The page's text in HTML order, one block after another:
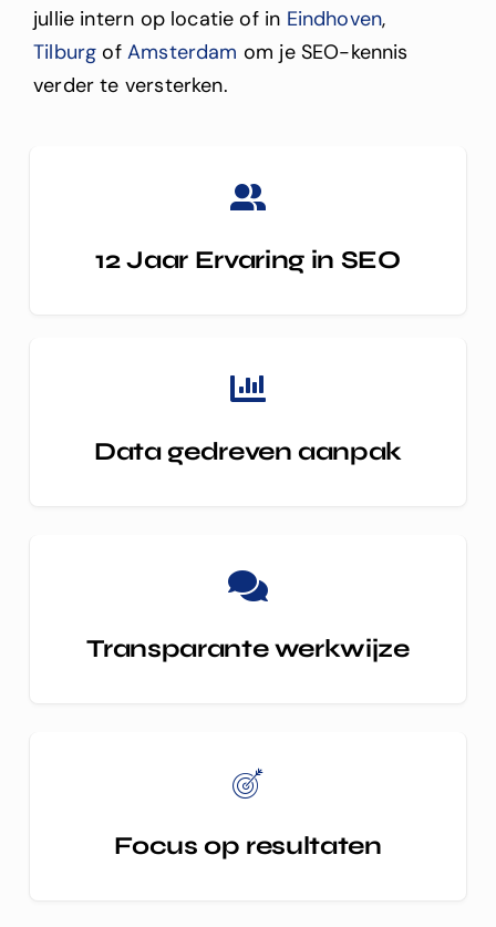
jullie intern op locatie of in Eindhoven,
Tilburg of Amsterdam om je SEO-kennis
verder te versterken.
12 Jaar Ervaring in SEO
Data gedreven aanpak
Transparante werkwijze
Focus op resultaten